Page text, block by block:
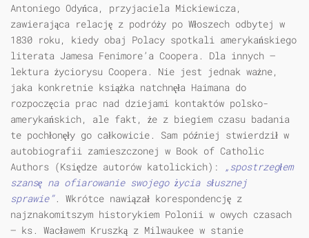
Antoniego Odyńca, przyjaciela Mickiewicza,
zawierająca relację z podróży po Włoszech odbytej w
1830 roku, kiedy obaj Polacy spotkali amerykańskiego
literata Jamesa Fenimore’a Coopera. Dla innych –
lektura życiorysu Coopera. Nie jest jednak ważne,
jaka konkretnie książka natchnęła Haimana do
rozpoczęcia prac nad dziejami kontaktów polsko-
amerykańskich, ale fakt, że z biegiem czasu badania
te pochłonęły go całkowicie. Sam później stwierdził w
autobiografii zamieszczonej w Book of Catholic
Authors (Księdze autorów katolickich):
„spostrzegłem
szansę na ofiarowanie swojego życia słusznej
sprawie”. Wkrótce nawiązał korespondencję z
najznakomitszym historykiem Polonii w owych czasach
– ks. Wacławem Kruszką z Milwaukee w stanie